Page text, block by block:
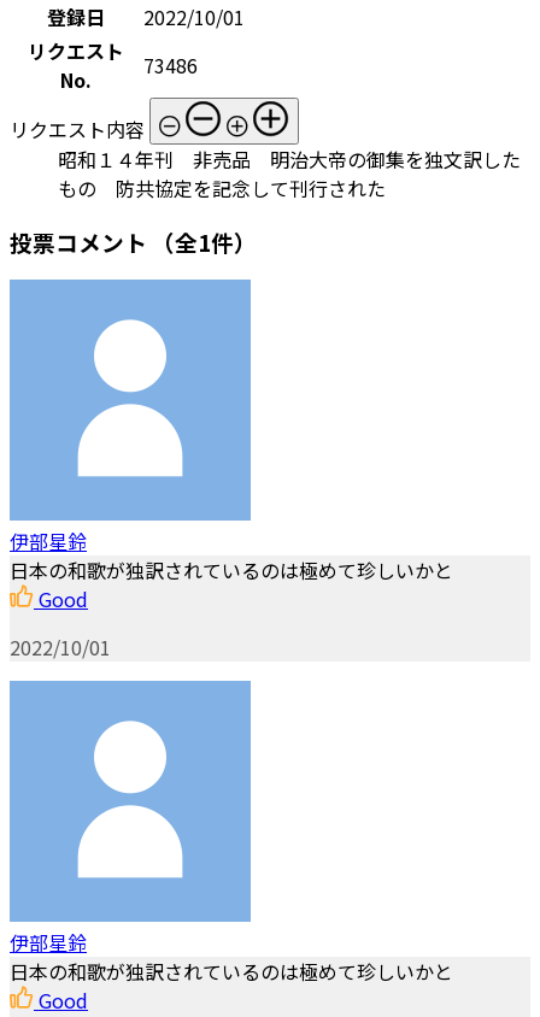
登録日
2022/10/01
リクエスト
No.
73486
リクエスト内容
昭和１４年刊 非売品 明治大帝の御集を独文訳した
もの 防共協定を記念して刊行された
投票コメント （全1件）
伊部星鈴
日本の和歌が独訳されているのは極めて珍しいかと
Good
2022/10/01
伊部星鈴
日本の和歌が独訳されているのは極めて珍しいかと
Good